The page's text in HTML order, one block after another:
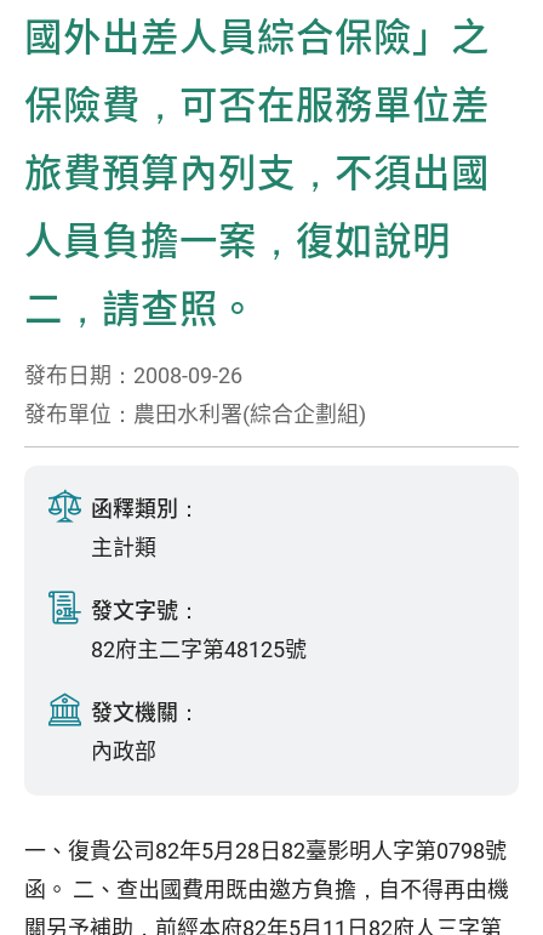
國外出差人員綜合保險」之
保險費，可否在服務單位差
旅費預算內列支，不須出國
人員負擔一案，復如說明
二，請查照。
發布日期：2008-09-26
發布單位：農田水利署(綜合企劃組)
函釋類別：
主計類
發文字號：
82府主二字第48125號
發文機關：
內政部
一、復貴公司82年5月28日82臺影明人字第0798號
函。 二、查出國費用既由邀方負擔，自不得再由機
關另予補助，前經本府82年5月11日82府人三字第